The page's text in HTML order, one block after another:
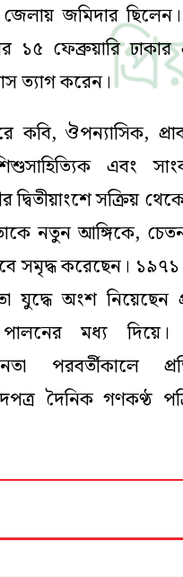
জেলায় জমিদার
১৫ ফেব্রুয়ারি ঢাকার
ত্যাগ করেন।
ঔপন্যাসিক,
এবং
দ্বিতীয়াংশে সক্রিয়
নতুন আঙ্গিকে,
সমৃদ্ধ করেছেন।
যুদ্ধে অংশ নিয়েছেন
মধ্য দিয়ে।
পরবর্তীকালে
দৈনিক গণকণ্ঠ